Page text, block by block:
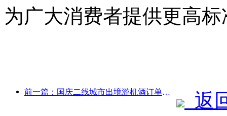
为广大消费者提供更高
前一篇：国庆二线城市出境游机酒订单量较去年同期上涨七成
返